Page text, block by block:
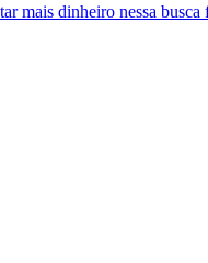
mais dinheiro nessa